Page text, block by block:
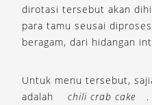
dirotasi tersebut akan
para tamu seusai
beragam, dari hidangan
Untuk menu tersebut,
adalah
chili crab cake